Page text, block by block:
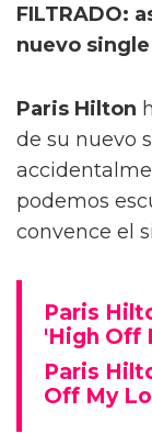
FILTRADO:
nuevo single
Paris Hilton
de su nuevo
podemos
convence el
Paris
'High Off
Paris
Off My